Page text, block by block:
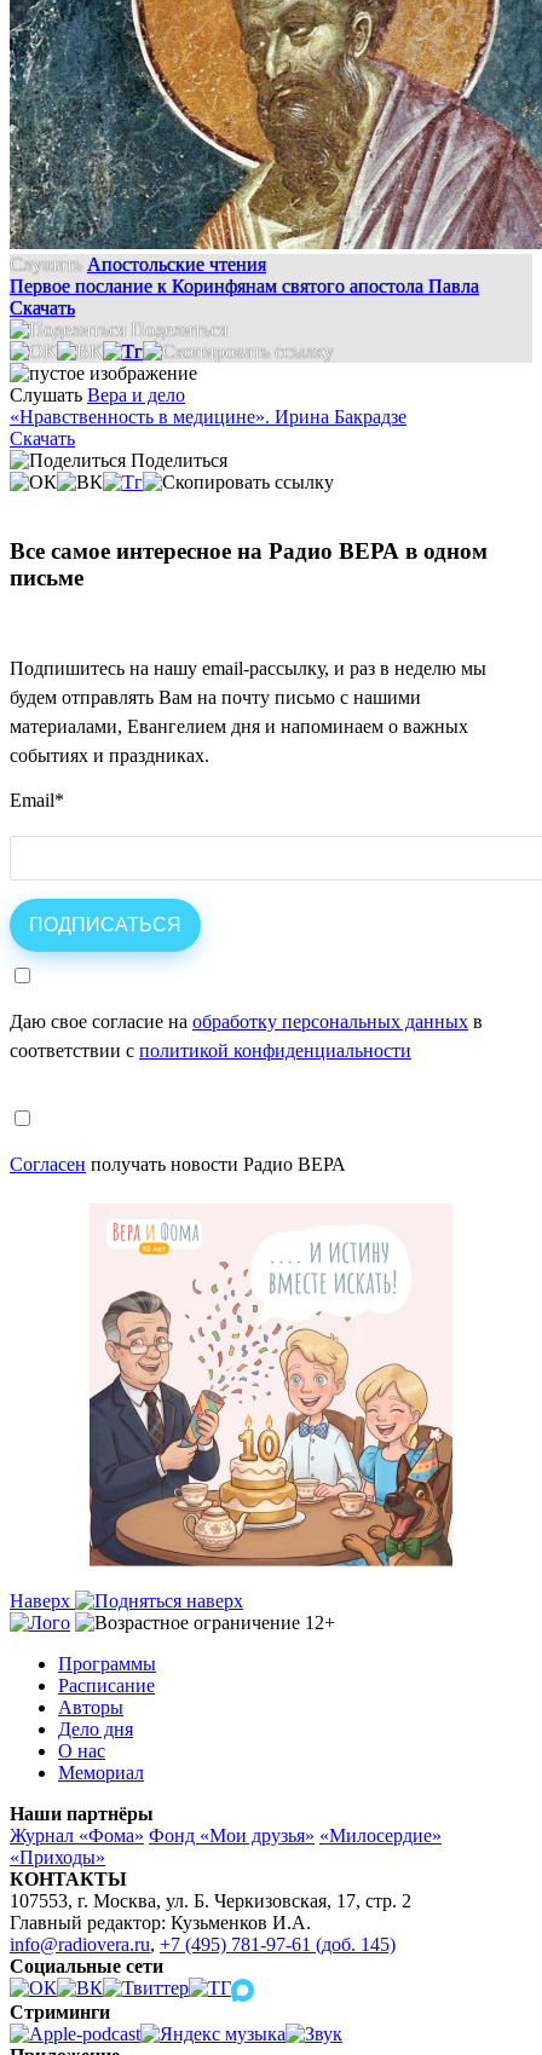
Слушать Апостольские чтения
Первое послание к Коринфянам святого апостола Павла
Скачать
Поделиться
Слушать Вера и дело
«Нравственность в медицине». Ирина Бакрадзе
Скачать
Поделиться
Все самое интересное на Радио ВЕРА в одном
письме
Подпишитесь на нашу email-рассылку, и раз в неделю мы
будем отправлять Вам на почту письмо с нашими
материалами, Евангелием дня и напоминаем о важных
событиях и праздниках.
Email*
Даю свое согласие на обработку персональных данных в
соответствии с политикой конфиденциальности
Согласен получать новости Радио ВЕРА
Наверх
Программы
Расписание
Авторы
Дело дня
О нас
Мемориал
Наши партнёры
Журнал «Фома» Фонд «Мои друзья» «Милосердие»
«Приходы»
КОНТАКТЫ
107553, г. Москва, ул. Б. Черкизовская, 17, стр. 2
Главный редактор: Кузьменков И.А.
info@radiovera.ru, +7 (495) 781-97-61 (доб. 145)
Социальные сети
Стриминги